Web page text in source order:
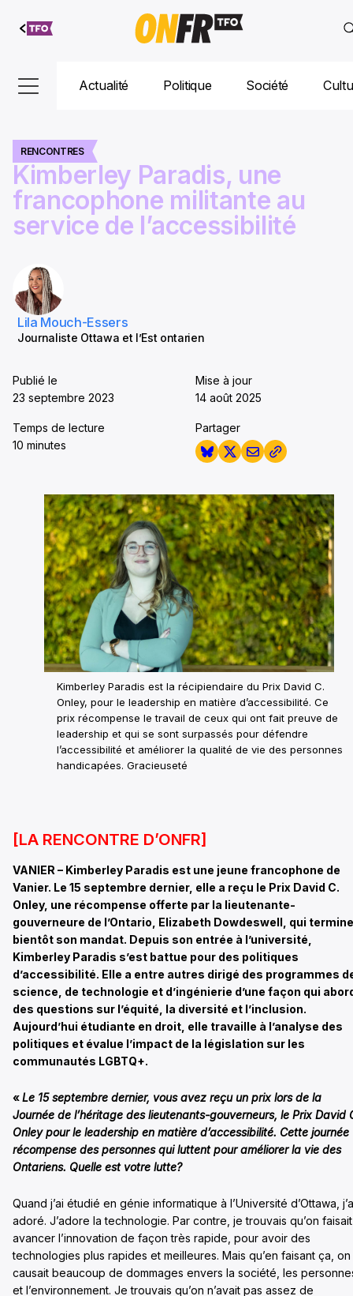
Aller au
contenu
Actualité Politique Société
RENCONTRES
Kimberley Paradis, une
francophone militante au
service de l’accessibilité
Lila Mouch-Essers
Journaliste Ottawa et l’Est ontarien
Publié le
23 septembre 2023
Mise à jour
14 août 2025
Temps de lecture
10 minutes
Partager
Kimberley Paradis est la récipiendaire du Prix David C.
Onley, pour le leadership en matière d’accessibilité. Ce
prix récompense le travail de ceux qui ont fait preuve de
leadership et qui se sont surpassés pour défendre
l’accessibilité et améliorer la qualité de vie des personnes
handicapées. Gracieuseté
[LA RENCONTRE D’ONFR]
VANIER – Kimberley Paradis est une jeune francophone de
Vanier. Le 15 septembre dernier, elle a reçu le Prix David C.
Onley, une récompense offerte par la lieutenante-
gouverneure de l’Ontario, Elizabeth Dowdeswell, qui termine
bientôt son mandat. Depuis son entrée à l’université,
Kimberley Paradis s’est battue pour des politiques
d’accessibilité. Elle a entre autres dirigé des programmes
science, de technologie et d’ingénierie d’une façon qui
des questions sur l’équité, la diversité et l’inclusion.
Aujourd’hui étudiante en droit, elle travaille à l’analyse des
politiques et évalue l’impact de la législation sur les
communautés LGBTQ+.
«Le 15 septembre dernier, vous avez reçu un prix lors de la
Journée de l’héritage des lieutenants-gouverneurs, le Prix David
Onley pour le leadership en matière d’accessibilité. Cette journée
récompense des personnes qui luttent pour améliorer la vie des
Ontariens. Quelle est votre lutte?
Quand j’ai étudié en génie informatique à l’Université d’Ottawa,
adoré. J’adore la technologie. Par contre, je trouvais qu’on faisait
avancer l’innovation de façon très rapide, pour avoir des
technologies plus rapides et meilleures. Mais qu’en faisant ça, on
causait beaucoup de dommages envers la société, les
et l’environnement. Je trouvais qu’on n’avait pas assez de